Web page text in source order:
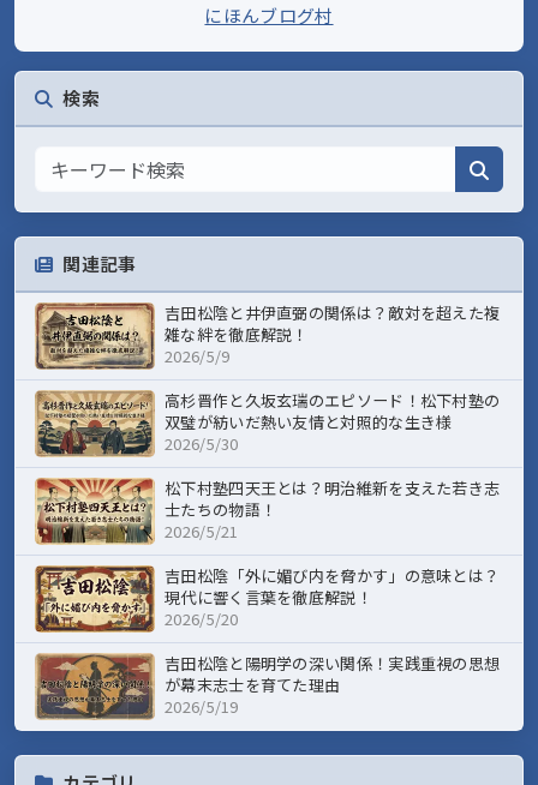
にほんブログ村
検索
関連記事
吉田松陰と井伊直弼の関係は？敵対を超えた複
雑な絆を徹底解説！
2026/5/9
高杉晋作と久坂玄瑞のエピソード！松下村塾の
双璧が紡いだ熱い友情と対照的な生き様
2026/5/30
松下村塾四天王とは？明治維新を支えた若き志
士たちの物語！
2026/5/21
吉田松陰「外に媚び内を脅かす」の意味とは？
現代に響く言葉を徹底解説！
2026/5/20
吉田松陰と陽明学の深い関係！実践重視の思想
が幕末志士を育てた理由
2026/5/19